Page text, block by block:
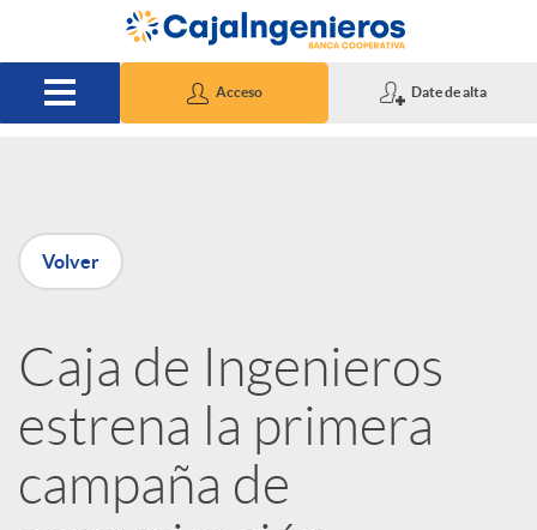
Saltar al contenido principal
Acceso Date de alta
P
u
b
l
Volver
Caja de Ingenieros
estrena la primera
campaña de